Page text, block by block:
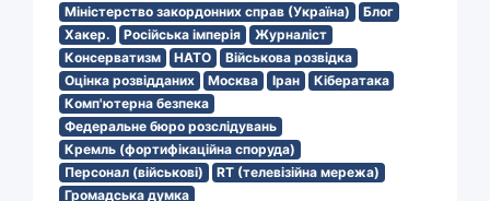
Міністерство закордонних справ (Україна)
Блог
Хакер.
Російська імперія
Журналіст
Консерватизм
НАТО
Військова розвідка
Оцінка розвідданих
Москва Іран
Кібератака
Комп'ютерна безпека
Федеральне бюро розслідувань
Кремль (фортифікаційна споруда)
Персонал (військові)
RT (телевізійна мережа)
Громадська думка